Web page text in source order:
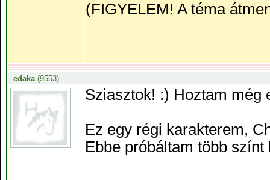
(FIGYELEM! A téma
edaka(9553)
Sziasztok! :) Hoztam még
Ez egy régi karakterem,
Ebbe próbáltam több színt